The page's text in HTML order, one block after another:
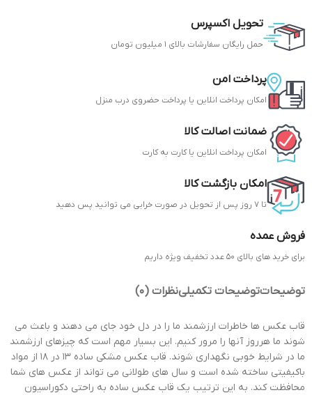
تحویل اکسپرس
حمل رایگان سفارشات بالای 1 میلیون تومان
پرداخت امن
امکان پرداخت انلاین یا پرداخت حضروی درب منزل
ضمانت اصالت کالا
امکان پرداخت انلاین یا کارت به کارت
امکان بازگشت کالا
تا 7 روز پس از تحویل در صورت خرابی می توانید پس دهید
فروش عمده
برای خرید های بالای 50 عدد تخفیف ویژه داریم
توضیحاتتوضیحات تکمیلینظرات (0)
قاب عکس ها خاطرات ارزشمند ما را در دل خود جای می دهند و باعث می
شوند ما هرروز آنها را مرور کنیم. این بسیار مهم است که چیزهای ارزشمند
ما در شرایط خوبی نگهداری شوند. قاب عکس مشکی ساده 13 در 18 از مواد
باکیفیتی ساخته شده است و سال های طولانی می تواند از عکس های شما
محافظت کند. به این ترتیب یک قاب عکس ساده به راحتی دکوراسیون